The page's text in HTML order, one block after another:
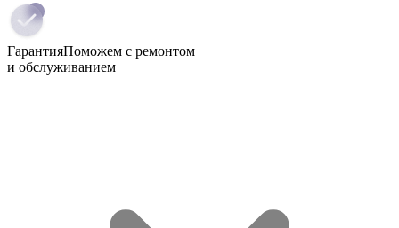
ГарантияПоможем с ремонтом
и обслуживанием